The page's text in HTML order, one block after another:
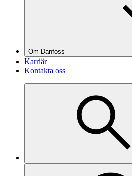
Om Danfoss
Karriär
Kontakta oss